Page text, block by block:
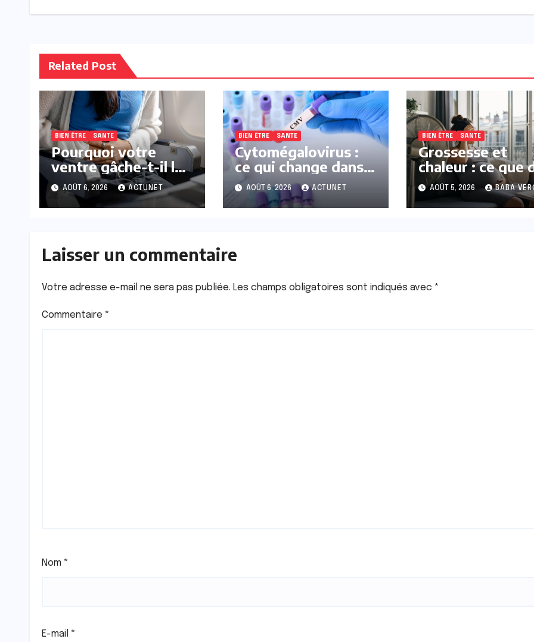
l’article
Related Post
BIEN ÊTRE SANTE
Pourquoi votre
ventre gâche-t-il les
premiers jours de
vos vacances ?
AOÛT 6, 2026 ACTUNET
BIEN ÊTRE SANTE
Cytomégalovirus :
ce qui change dans
la prise en charge
des femmes
enceintes
AOÛT 6, 2026 ACTUNET
BIEN ÊTRE SANTE
Grossesse et
chaleur : ce que
la science
AOÛT 5, 2026 BABA
Laisser un commentaire
Votre adresse e-mail ne sera pas publiée. Les champs obligatoires sont indiqués avec *
Commentaire *
Nom *
E-mail *